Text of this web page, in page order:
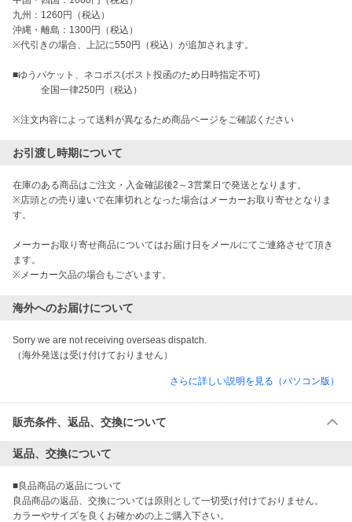
九州：1260円（税込）
沖縄・離島：1300円（税込）
※代引きの場合、上記に550円（税込）が追加されます。
■ゆうパケット、ネコポス(ポスト投函のため日時指定不可)
全国一律250円（税込）
※注文内容によって送料が異なるため商品ページをご確認ください
お引渡し時期について
在庫のある商品はご注文・入金確認後2～3営業日で発送となります。
※店頭との売り違いで在庫切れとなった場合はメーカーお取り寄せとなりま
す。
メーカーお取り寄せ商品についてはお届け日をメールにてご連絡させて頂き
ます。
※メーカー欠品の場合もございます。
海外へのお届けについて
Sorry we are not receiving overseas dispatch.
（海外発送は受け付けておりません）
さらに詳しい説明を見る（パソコン版）
販売条件、返品、交換について
返品、交換について
■良品商品の返品について
良品商品の返品、交換については原則として一切受け付けておりません。
カラーやサイズを良くお確かめの上ご購入下さい。